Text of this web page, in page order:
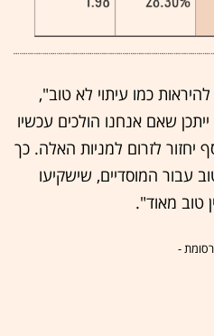
כמו עיתוי לא טוב",
שאם אנחנו הולכים עכשיו
יחזור לזרום למניות האלה. כך
עבור המוסדיים, שישקיעו
טוב מאוד".
-